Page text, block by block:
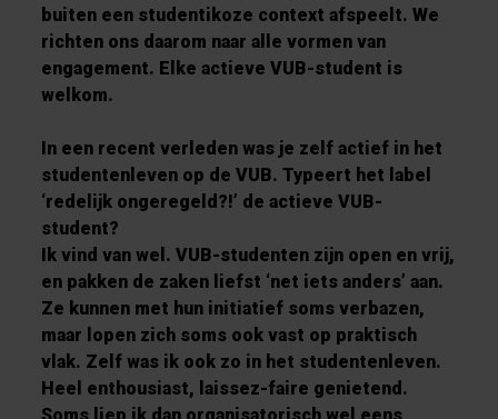
buiten een studentikoze context afspeelt. We
richten ons daarom naar alle vormen van
engagement. Elke actieve VUB-student is
welkom.
In een recent verleden was je zelf actief in het
studentenleven op de VUB. Typeert het label
‘redelijk ongeregeld?!’ de actieve VUB-
student?
Ik vind van wel. VUB-studenten zijn open en vrij,
en pakken de zaken liefst ‘net iets anders’ aan.
Ze kunnen met hun initiatief soms verbazen,
maar lopen zich soms ook vast op praktisch
vlak. Zelf was ik ook zo in het studentenleven.
Heel enthousiast, laissez-faire genietend.
Soms liep ik dan organisatorisch wel eens